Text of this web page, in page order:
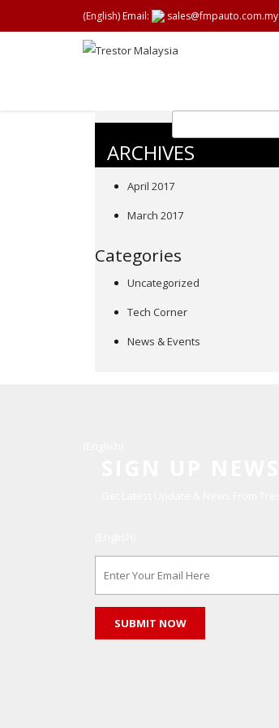
(English) Email: sales@fmpauto.com.my
ARCHIVES
April 2017
March 2017
Categories
Uncategorized
Tech Corner
News & Events